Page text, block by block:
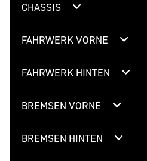
CHASSIS
FAHRWERK VORNE
FAHRWERK HINTEN
BREMSEN VORNE
BREMSEN HINTEN